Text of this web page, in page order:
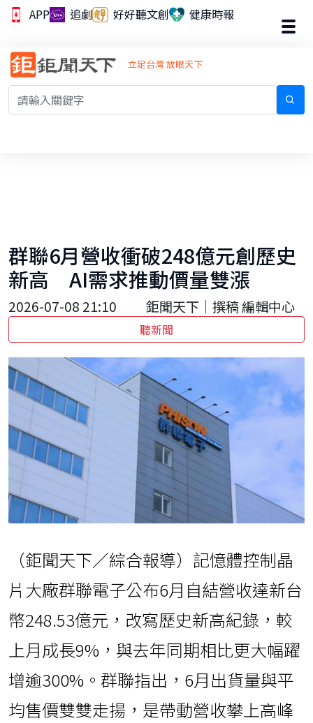
APP 追劇 好好聽文創 健康時報
立足台灣 放眼天下
群聯6月營收衝破248億元創歷史
新高 AI需求推動價量雙漲
2026-07-08 21:10 鉅聞天下｜撰稿 編輯中心
聽新聞
（鉅聞天下／綜合報導）記憶體控制晶
片大廠群聯電子公布6月自結營收達新台
幣248.53億元，改寫歷史新高紀錄，較
上月成長9%，與去年同期相比更大幅躍
增逾300%。群聯指出，6月出貨量與平
均售價雙雙走揚，是帶動營收攀上高峰